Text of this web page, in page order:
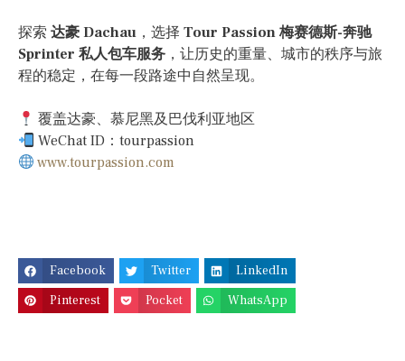
探索 达豪 Dachau ，选择 Tour Passion 梅赛德斯-奔驰
Sprinter 私人包车服务 ，让历史的重量、城市的秩序与旅
程的稳定，在每一段路途中自然呈现。
覆盖达豪、慕尼黑及巴伐利亚地区
WeChat ID：tourpassion
www.tourpassion.com
Facebook Twitter
LinkedIn
Pinterest
Pocket WhatsApp